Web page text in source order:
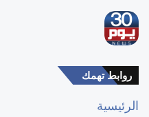
روابط تهمك
الرئيسية